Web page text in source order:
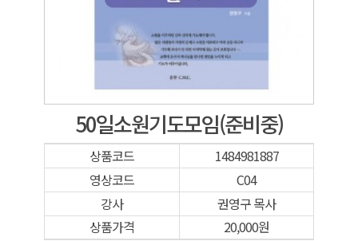
50일소원기도모임(준비중)
상품코드
1484981887
영상코드
C04
강사
권영구 목사
상품가격
20,000원